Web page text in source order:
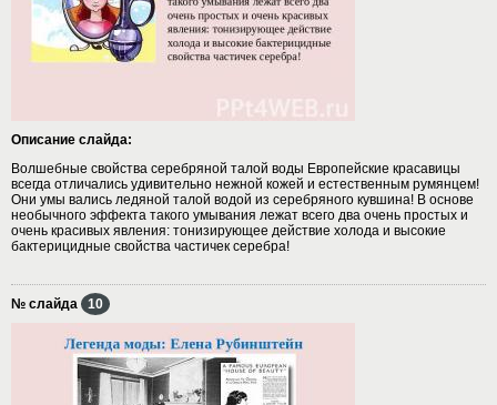
Описание слайда:
Волшебные свойства серебряной талой воды Европейские красавицы
всегда отличались удивительно нежной кожей и естественным румянцем!
Они умы вались ледяной талой водой из серебряного кувшина! В основе
необычного эффекта такого умывания лежат всего два очень простых и
очень красивых явления: тонизирующее действие холода и высокие
бактерицидные свойства частичек серебра!
№ слайда 10